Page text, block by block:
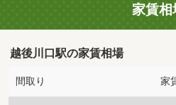
家賃相
越後川口駅の家賃相場
間取り 家